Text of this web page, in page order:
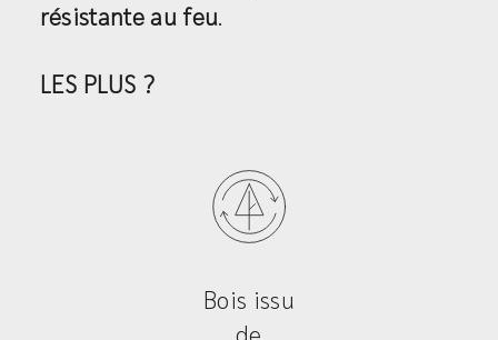
résistante au feu.
LES PLUS ?
Bois issu